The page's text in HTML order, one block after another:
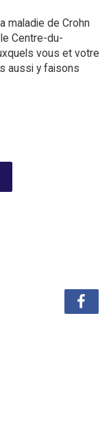
maladie de Crohn
Centre-du-
vous et votre
aussi y faisons